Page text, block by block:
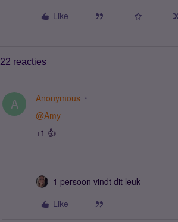
Like
22 reacties
A Anonymous
@Amy
+1 👍
1 persoon vindt dit leuk
Like